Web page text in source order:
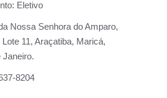
Eletivo
Nossa Senhora do Amparo,
11, Araçatiba, Maricá,
Janeiro.
8204